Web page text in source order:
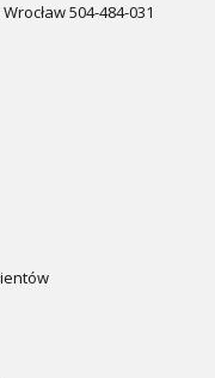
504-484-031